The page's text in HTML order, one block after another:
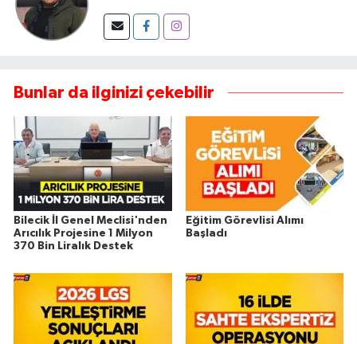
Bunlar da ilginizi çekebilir
Bilecik İl Genel Meclisi'nden
Arıcılık Projesine 1 Milyon
370 Bin Liralık Destek
Eğitim Görevlisi Alımı
Başladı